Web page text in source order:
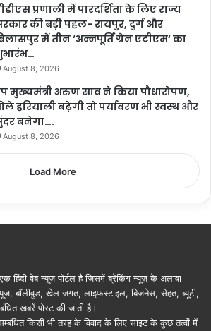
प्रणाली में पारदर्शिता के लिए राज्य
की बड़ी पहल- रायपुर, दुर्ग और
में तीन ‘अन्नपूर्ति ग्रेन एटीएम‘ का
August 8, 2026
मुख्यमंत्री अरुण साव ने किया पौधारोपण,
हरियाली बढ़ेगी तो पर्यावरण भी स्वस्थ और
बनेगा….
August 8, 2026
Load More
हिंदी वेब न्यूज़ पोर्टल है जिसमें ब्रेकिंग न्यूज़ के अलावा
बॉलीवुड, खेल जगत, लाइफस्टाइल, बिजनेस, सेहत, ब्यूटी,
खबरें पोस्ट की जाती है।
किसी भी तरह के विवाद के लिए साइट के कुछ तत्वों में